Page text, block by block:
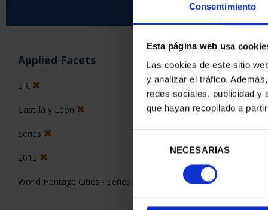
Consentimiento
Esta página web usa
Las cookies de este sitio
y analizar el tráfico.
redes sociales, publicidad y
que hayan recopilado a
consentimiento
NECESARIAS
Applied Facets
5 €
Castilla y León
Series
2015
World Heritage Cities - Series III
SORT BY:
1 Products found